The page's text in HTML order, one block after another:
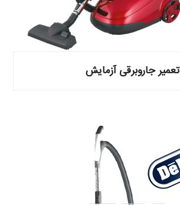
تعمیر جاروبرقی آزمایش